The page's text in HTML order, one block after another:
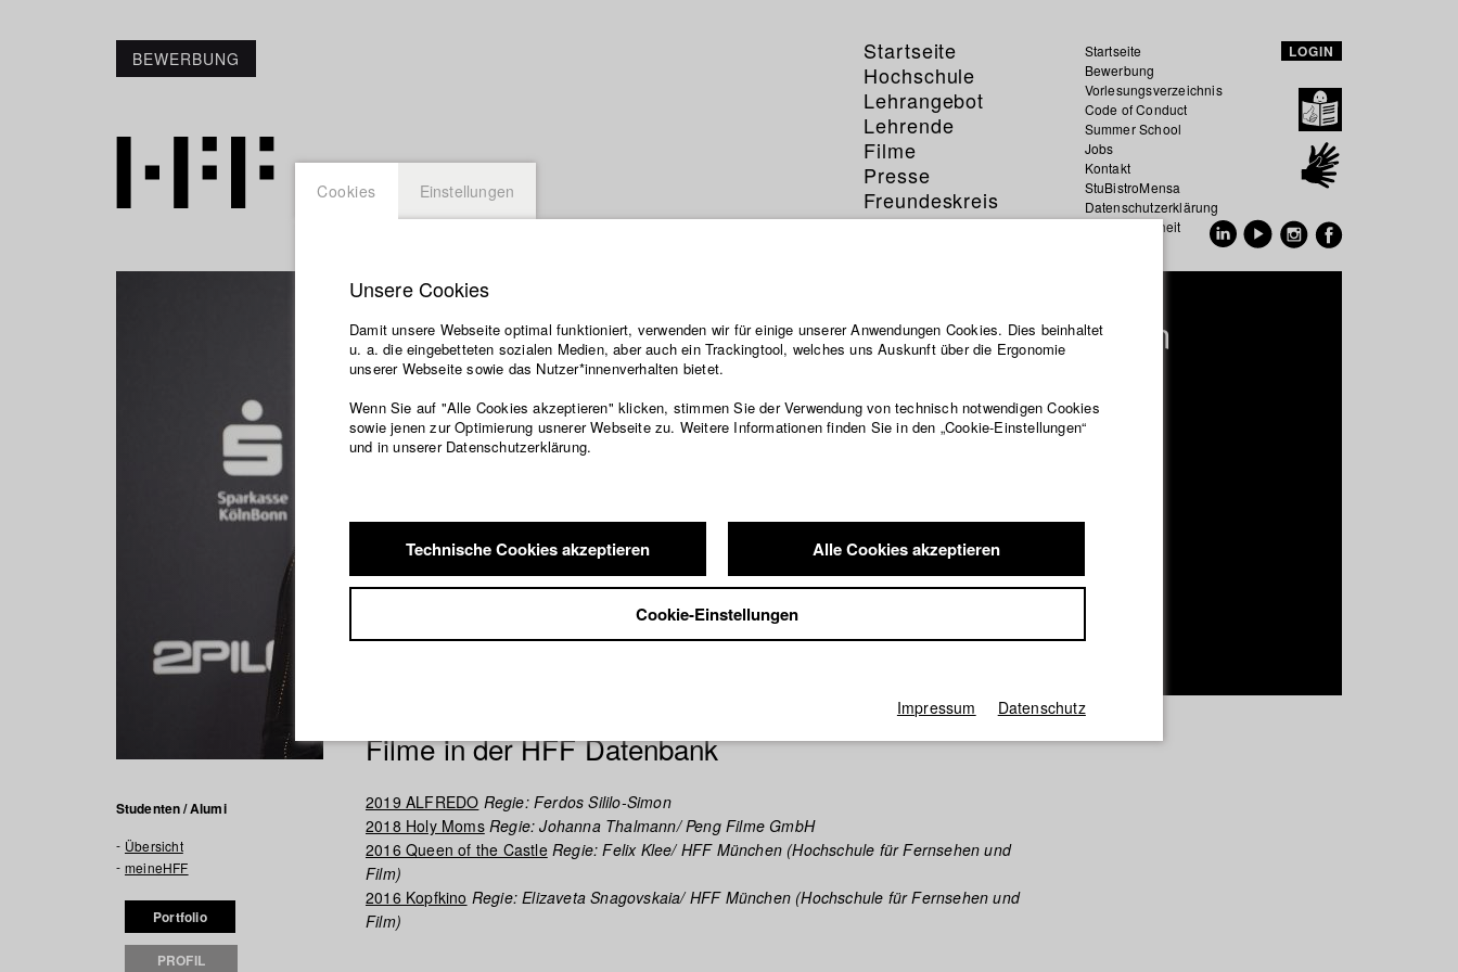
BEWERBUNG
Startseite
Hochschule
Lehrangebot
Lehrende
Filme
Presse
Freundeskreis
Service
Startseite
Bewerbung
Vorlesungsverzeichnis
Code of Conduct
Summer School
Jobs
Kontakt
StuBistroMensa
Datenschutzerklärung
Datensicherheit
LOGIN
Ferdos Sililo-Simon
Jahrgang 2015
Studenten / Alumi
Übersicht
meineHFF
Portfolio
PROFIL
Filme in der HFF Datenbank
2019 ALFREDO Regie: Ferdos Sililo-Simon
2018 Holy MomsRegie: Johanna Thalmann/ Peng Filme GmbH
2016 Queen of the CastleRegie: Felix Klee/ HFF München (Hochschule für Fernsehen und
Film)
2016 Kopfkino Regie: Elizaveta Snagovskaia/ HFF München (Hochschule für Fernsehen und
Film)
Cookies Einstellungen
Unsere Cookies
Damit unsere Webseite optimal funktioniert, verwenden wir für einige unserer Anwendungen Cookies. Dies beinhaltet
u. a. die eingebetteten sozialen Medien, aber auch ein Trackingtool, welches uns Auskunft über die Ergonomie
unserer Webseite sowie das Nutzer*innenverhalten bietet.
Wenn Sie auf "Alle Cookies akzeptieren" klicken, stimmen Sie der Verwendung von technisch notwendigen Cookies
sowie jenen zur Optimierung usnerer Webseite zu. Weitere Informationen finden Sie in den „Cookie-Einstellungen“
und in unserer Datenschutzerklärung.
Technische Cookies akzeptieren Alle Cookies akzeptieren
Cookie-Einstellungen
Impressum Datenschutz